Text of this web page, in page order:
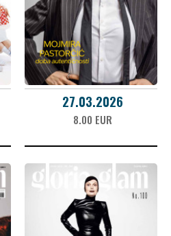
27.03.2026
8.00 EUR